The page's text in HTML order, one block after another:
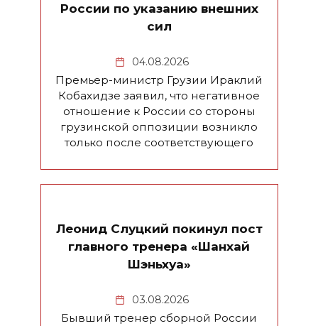
России по указанию внешних
сил
04.08.2026
Премьер-министр Грузии Ираклий
Кобахидзе заявил, что негативное
отношение к России со стороны
грузинской оппозиции возникло
только после соответствующего
Леонид Слуцкий покинул пост
главного тренера «Шанхай
Шэньхуа»
03.08.2026
Бывший тренер сборной России